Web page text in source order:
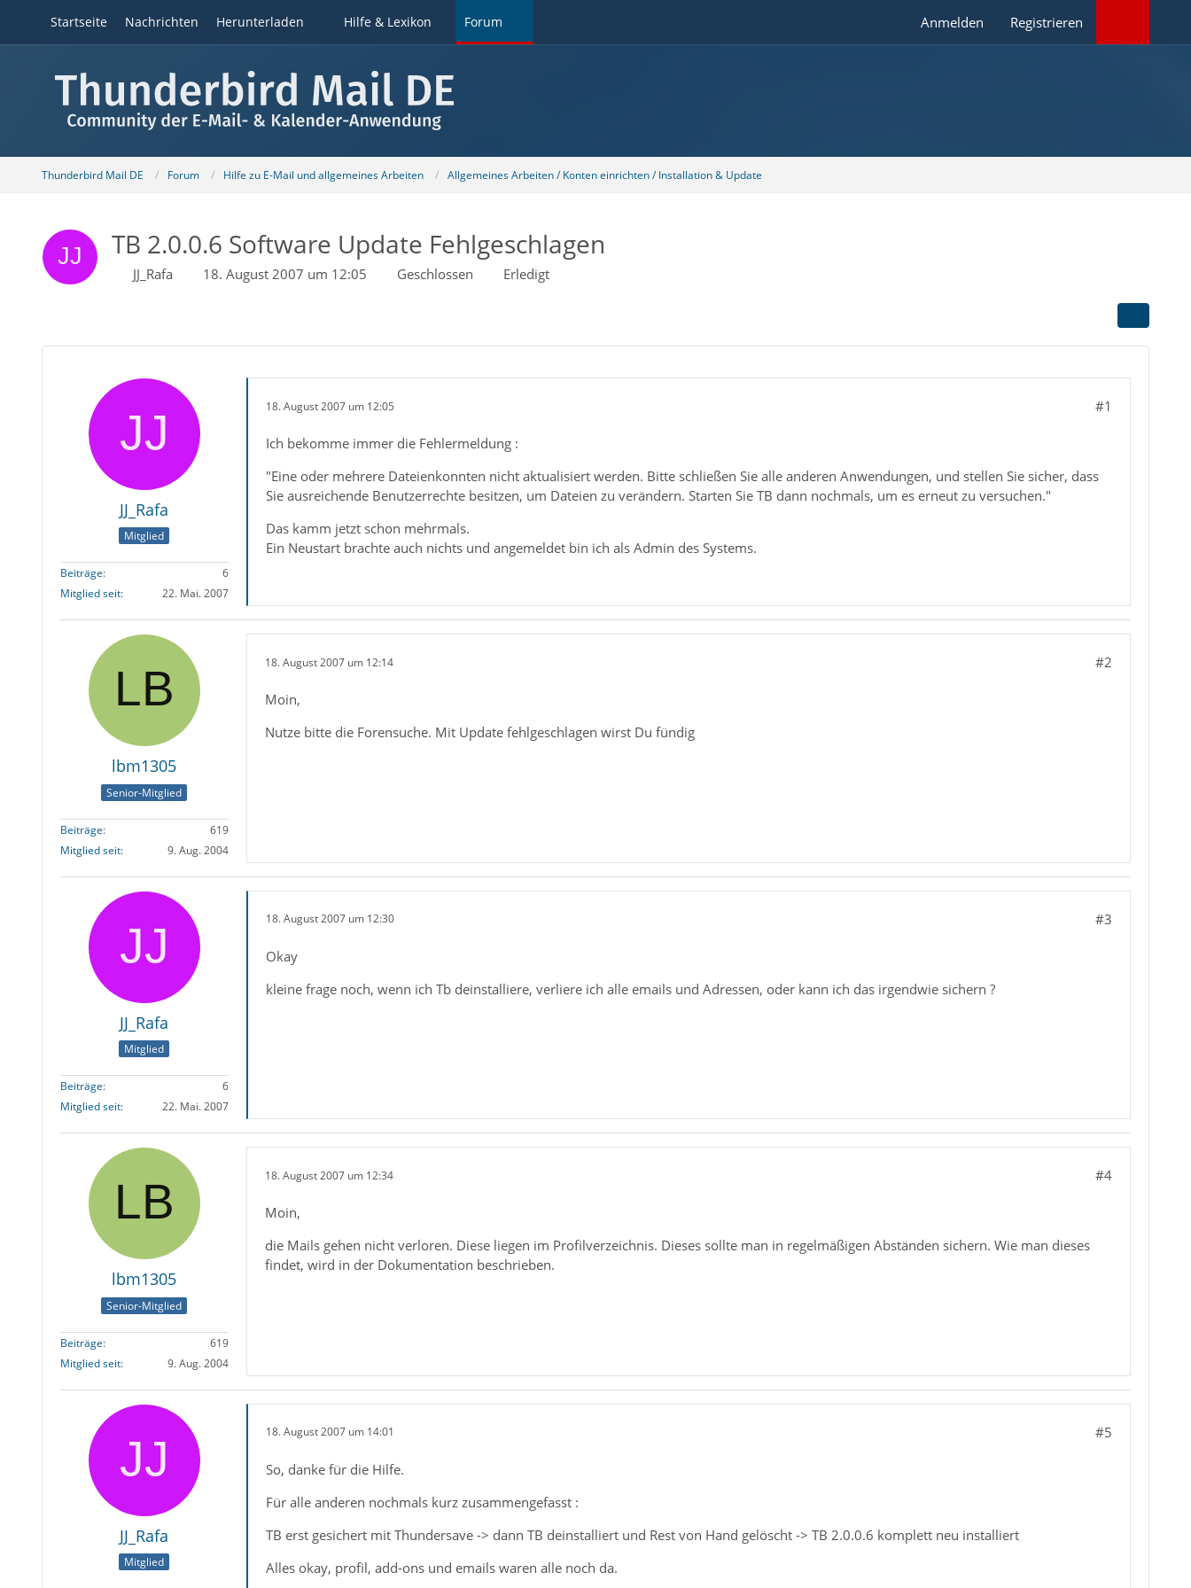
Startseite Nachrichten Herunterladen Hilfe & Lexikon Forum Anmelden Registrieren
Thunderbird Mail DE Forum Hilfe zu E-Mail und allgemeines Arbeiten Allgemeines Arbeiten / Konten einrichten / Installation & Update
TB 2.0.0.6 Software Update Fehlgeschlagen
JJ_Rafa 18. August 2007 um 12:05 Geschlossen Erledigt
JJ_Rafa
Mitglied
Beiträge
6
Mitglied seit
22. Mai. 2007
18. August 2007 um 12:05 #1
Ich bekomme immer die Fehlermeldung :
"Eine oder mehrere Dateienkonnten nicht aktualisiert werden. Bitte schließen Sie alle anderen Anwendungen, und stellen Sie sicher, dass
Sie ausreichende Benutzerrechte besitzen, um Dateien zu verändern. Starten Sie TB dann nochmals, um es erneut zu versuchen."
Das kamm jetzt schon mehrmals.
Ein Neustart brachte auch nichts und angemeldet bin ich als Admin des Systems.
lbm1305
Senior-Mitglied
Beiträge
619
Mitglied seit
9. Aug. 2004
18. August 2007 um 12:14 #2
Moin,
Nutze bitte die Forensuche. Mit Update fehlgeschlagen wirst Du fündig
JJ_Rafa
Mitglied
Beiträge
6
Mitglied seit
22. Mai. 2007
18. August 2007 um 12:30 #3
Okay
kleine frage noch, wenn ich Tb deinstalliere, verliere ich alle emails und Adressen, oder kann ich das irgendwie sichern ?
lbm1305
Senior-Mitglied
Beiträge
619
Mitglied seit
9. Aug. 2004
18. August 2007 um 12:34 #4
Moin,
die Mails gehen nicht verloren. Diese liegen im Profilverzeichnis. Dieses sollte man in regelmäßigen Abständen sichern. Wie man dieses
findet, wird in der Dokumentation beschrieben.
JJ_Rafa
Mitglied
18. August 2007 um 14:01 #5
So, danke für die Hilfe.
Für alle anderen nochmals kurz zusammengefasst :
TB erst gesichert mit Thundersave -> dann TB deinstalliert und Rest von Hand gelöscht -> TB 2.0.0.6 komplett neu installiert
Alles okay, profil, add-ons und emails waren alle noch da.